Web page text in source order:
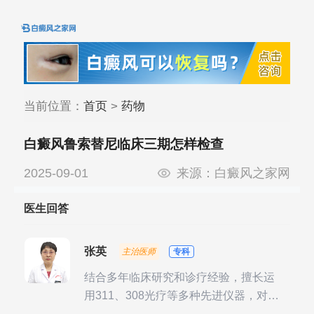
当前位置： 首页> 药物
白癜风鲁索替尼临床三期怎样检查
2025-09-01 来源： 白癜风之家网
医生回答
张英 主治医师 专科
结合多年临床研究和诊疗经验，擅长运
用311、308光疗等多种先进仪器，对不